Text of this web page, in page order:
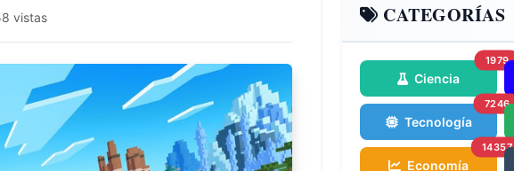
vistas CATEGORÍAS
Ciencia
1979
Tecnología
7246
Economía
14357